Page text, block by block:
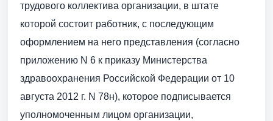
трудового коллектива организации, в штате
которой состоит работник, с последующим
оформлением на него представления (согласно
приложению N 6 к приказу Министерства
здравоохранения Российской Федерации от 10
августа 2012 г. N 78н), которое подписывается
уполномоченным лицом организации,